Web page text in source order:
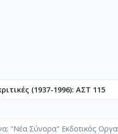
(1937-1996): ΑΣΤ 115
"Νέα Σύνορα" Εκδοτικός